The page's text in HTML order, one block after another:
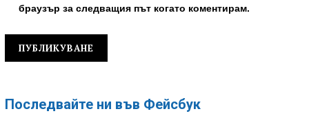
браузър за следващия път когато коментирам.
Последвайте ни във Фейсбук